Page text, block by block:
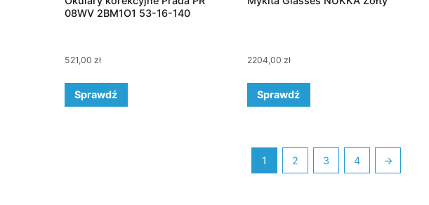
08WV 2BM1O1 53-16-140
521,00 zł
Sprawdź
2204,00 zł
Sprawdź
1 2 3 4 →